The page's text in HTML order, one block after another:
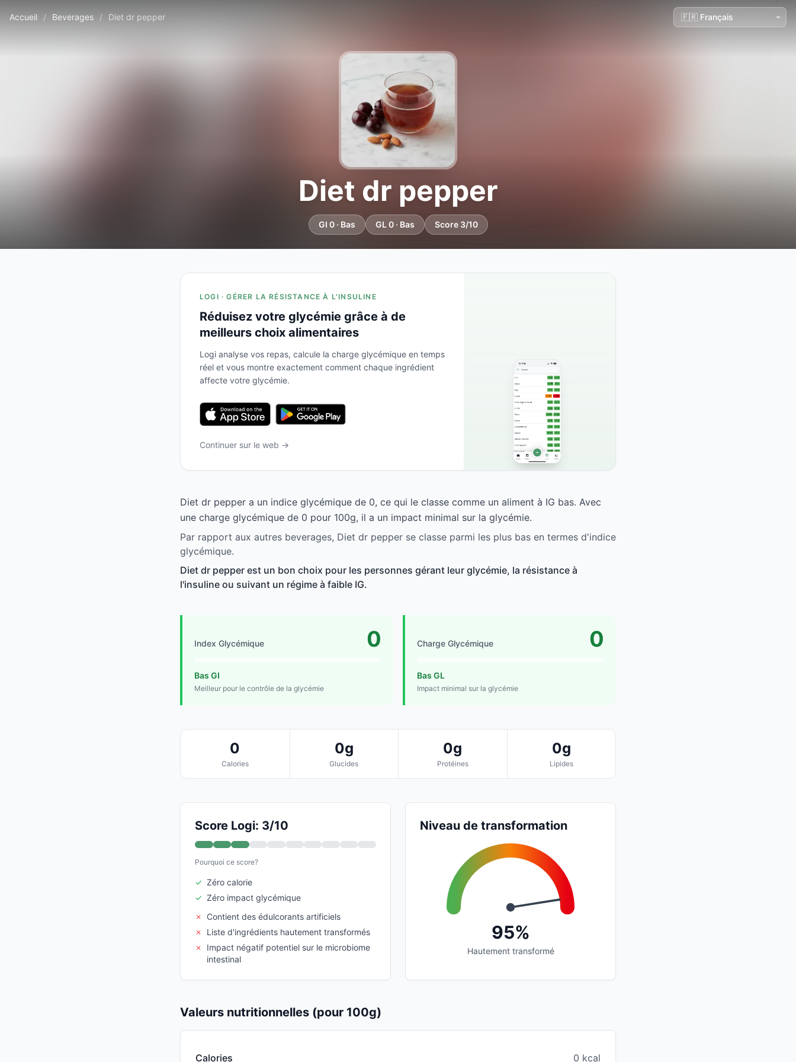
Accueil / Beverages / Diet dr pepper
Diet dr pepper
GI 0 · Bas GL 0 · Bas Score 3/10
LOGI · GÉRER LA RÉSISTANCE À L'INSULINE
Réduisez votre glycémie grâce à de
meilleurs choix alimentaires
Logi analyse vos repas, calcule la charge glycémique en temps
réel et vous montre exactement comment chaque ingrédient
affecte votre glycémie.
Continuer sur le web →
Diet dr pepper a un indice glycémique de 0, ce qui le classe comme un aliment à IG bas. Avec
une charge glycémique de 0 pour 100g, il a un impact minimal sur la glycémie.
Par rapport aux autres beverages, Diet dr pepper se classe parmi les plus bas en termes d'indice
glycémique.
Diet dr pepper est un bon choix pour les personnes gérant leur glycémie, la résistance à
l'insuline ou suivant un régime à faible IG.
Index Glycémique 0
Bas GI
Meilleur pour le contrôle de la glycémie
Charge Glycémique 0
Bas GL
Impact minimal sur la glycémie
0
Calories
0g
Glucides
0g
Protéines
0g
Lipides
Score Logi: 3/10
Pourquoi ce score?
✓ Zéro calorie
✓ Zéro impact glycémique
✗
Contient des édulcorants artificiels
✗
Liste d'ingrédients hautement transformés
✗
Impact négatif potentiel sur le microbiome
intestinal
Niveau de transformation
95%
Hautement transformé
Valeurs nutritionnelles (pour 100g)
Calories 0 kcal